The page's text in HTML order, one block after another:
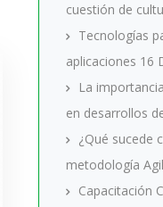
cuestión de
Tecnologías
aplicaciones 16
La
en desarrollos
¿Qué sucede
metodología
Capacitación